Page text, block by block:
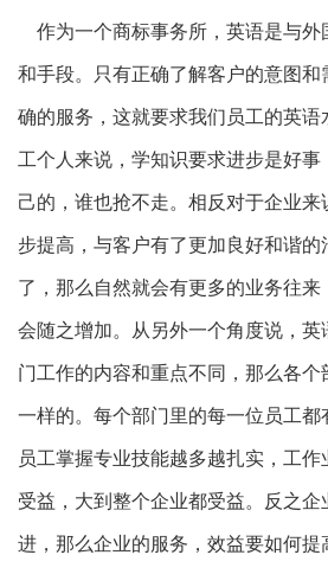
作为一个商标事务所，英语是与外
和手段。只有正确了解客户的意图
确的服务，这就要求我们员工的英语
工个人来说，学知识要求进步是好事
己的，谁也抢不走。相反对于企业
步提高，与客户有了更加良好和谐
了，那么自然就会有更多的业务往
会随之增加。从另外一个角度说，英
门工作的内容和重点不同，那么各
一样的。每个部门里的每一位员工
员工掌握专业技能越多越扎实，工
受益，大到整个企业都受益。反之企
进，那么企业的服务，效益要如何提